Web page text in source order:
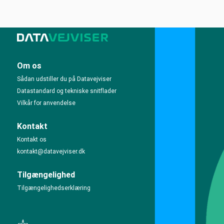
Om os
Sådan udstiller du på Datavejviser
Datastandard og tekniske snitflader
Vilkår for anvendelse
Kontakt
Kontakt os
kontakt@datavejviser.dk
Tilgængelighed
Tilgængelighedserklæring